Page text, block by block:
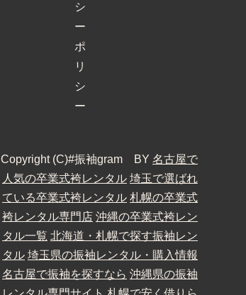
シ
ー
ポ
リ
シ
ー
Copyright (C)#振袖gram BY 名古屋で
人気の卒業式袴レンタル 埼玉で選ばれ
ている卒業式袴レンタル 札幌の卒業式
袴レンタル専門店 沖縄の卒業式袴レン
タル一覧 北海道・札幌で探す振袖レン
タル 埼玉県の振袖レンタル・購入情報
名古屋で振袖を探すなら 沖縄県の振袖